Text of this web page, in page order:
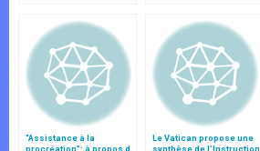
"Assistance à la
procréation": à propos d
Le Vatican propose une
synthèse de l’Instruction